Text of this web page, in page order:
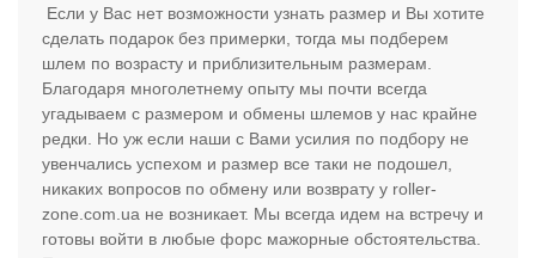
Если у Вас нет возможности узнать размер и Вы хотите
сделать подарок без примерки, тогда мы подберем
шлем по возрасту и приблизительным размерам.
Благодаря многолетнему опыту мы почти всегда
угадываем с размером и обмены шлемов у нас крайне
редки. Но уж если наши с Вами усилия по подбору не
увенчались успехом и размер все таки не подошел,
никаких вопросов по обмену или возврату у roller-
zone.com.ua не возникает. Мы всегда идем на встречу и
готовы войти в любые форс мажорные обстоятельства.